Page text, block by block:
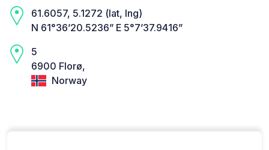
61.6057, 5.1272 (lat, lng)
N 61°36’20.5236” E 5°7’37.9416”
5
6900 Florø,
Norway